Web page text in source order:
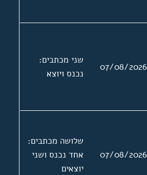
07/08/2026
שני מכתבים:
נכנס ויוצא
07/08/2026
שלושה מכתבים:
אחד נכנס ושני
יוצאים